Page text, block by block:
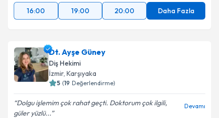
16:00
19:00 20:00 Daha Fazla
Dt. Ayşe Güney
Diş Hekimi
İzmir, Karşıyaka
5 (19 Değerlendirme)
Dolgu işlemim çok rahat geçti. Doktorum çok ilgili,
güler yüzlü...
Devamı